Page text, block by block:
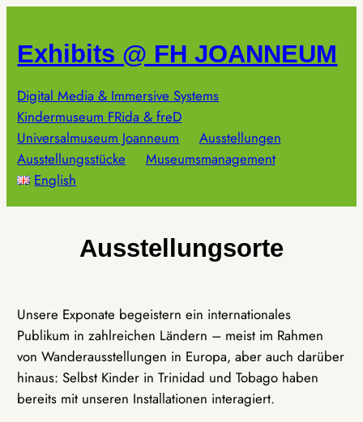
springen
Exhibits @ FH JOANNEUM
Digital Media & Immersive Systems
Kindermuseum FRida & freD
Universalmuseum Joanneum
Ausstellungen
Ausstellungsstücke
Museumsmanagement
English
Ausstellungsorte
Unsere Exponate begeistern ein internationales
Publikum in zahlreichen Ländern – meist im Rahmen
von Wanderausstellungen in Europa, aber auch darüber
hinaus: Selbst Kinder in Trinidad und Tobago haben
bereits mit unseren Installationen interagiert.